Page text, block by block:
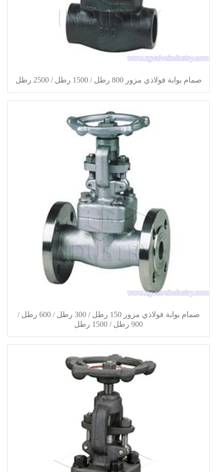
صمام بوابة فولاذي مزور 800 رطل / 1500 رطل / 2500 رطل
صمام بوابة فولاذي مزور 150 رطل / 300 رطل / 600 رطل /
900 رطل / 1500 رطل